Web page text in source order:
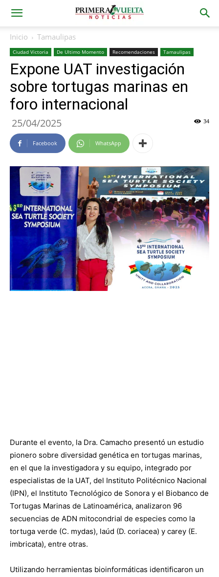
Inicio Tamaulipas
Ciudad Victoria De Ultimo Momento Recomendaciones Tamaulipas
Expone UAT investigación
sobre tortugas marinas en
foro internacional
25/04/2025 34
Facebook WhatsApp
Durante el evento, la Dra. Camacho presentó un estudio
pionero sobre diversidad genética en tortugas marinas,
en el que la investigadora y su equipo, integrado por
especialistas de la UAT, del Instituto Politécnico Nacional
(IPN), el Instituto Tecnológico de Sonora y el Biobanco de
Tortugas Marinas de Latinoamérica, analizaron 96
secuencias de ADN mitocondrial de especies como la
tortuga verde (C. mydas), laúd (D. coriacea) y carey (E.
imbricata), entre otras.
Utilizando herramientas bioinformáticas identificaron un